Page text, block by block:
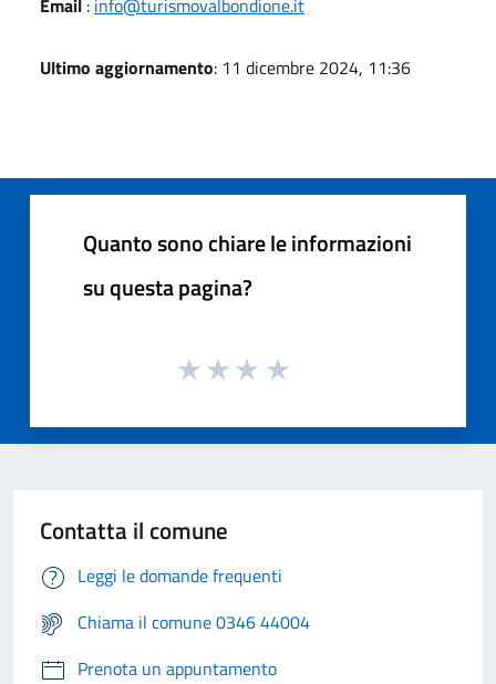
Ultimo aggiornamento: 11 dicembre 2024, 11:36
Quanto sono chiare le informazioni
su questa pagina?
Contatta il comune
Leggi le domande frequenti
Chiama il comune 0346 44004
Prenota un appuntamento